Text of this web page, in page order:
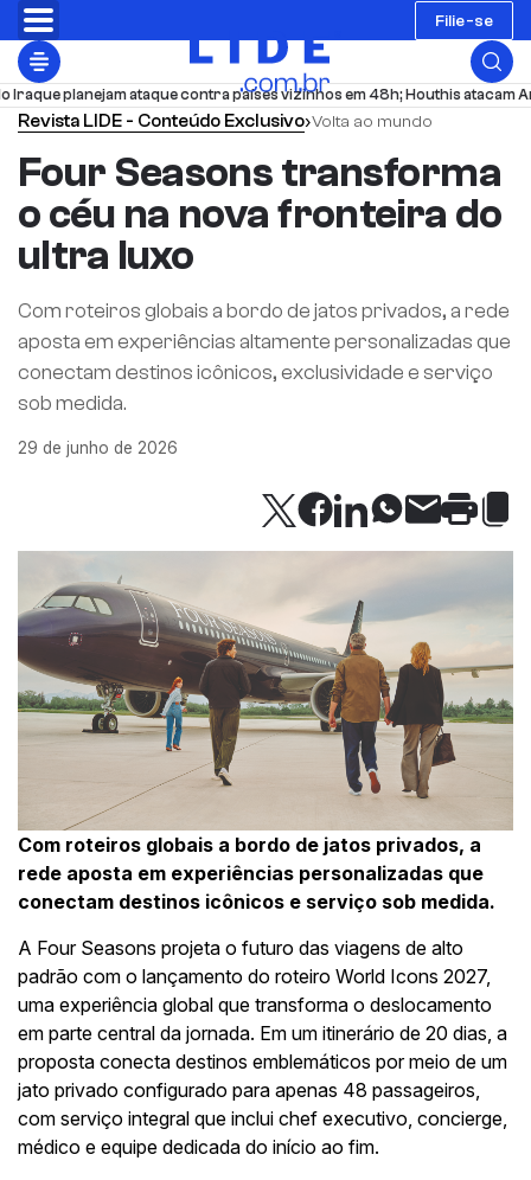
Filie-se
planejam ataque contra países vizinhos em 48h; Houthis atacam Arábia
Revista LIDE - Conteúdo Exclusivo›Volta ao mundo
Four Seasons transforma
o céu na nova fronteira do
ultra luxo
Com roteiros globais a bordo de jatos privados, a rede
aposta em experiências altamente personalizadas que
conectam destinos icônicos, exclusividade e serviço
sob medida.
29 de junho de 2026
Com roteiros globais a bordo de jatos privados, a
rede aposta em experiências personalizadas que
conectam destinos icônicos e serviço sob medida.
A Four Seasons projeta o futuro das viagens de alto
padrão com o lançamento do roteiro World Icons 2027,
uma experiência global que transforma o deslocamento
em parte central da jornada. Em um itinerário de 20 dias, a
proposta conecta destinos emblemáticos por meio de um
jato privado configurado para apenas 48 passageiros,
com serviço integral que inclui chef executivo, concierge,
médico e equipe dedicada do início ao fim.